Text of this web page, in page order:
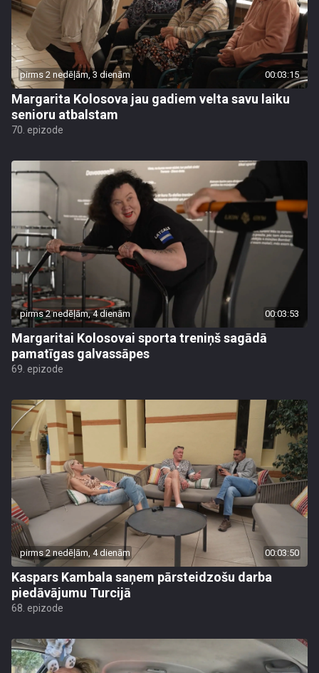
pirms 2 nedēļām, 3 dienām 00:03:15
Margarita Kolosova jau gadiem velta savu laiku
senioru atbalstam
70. epizode
pirms 2 nedēļām, 4 dienām 00:03:53
Margaritai Kolosovai sporta treniņš sagādā
pamatīgas galvassāpes
69. epizode
pirms 2 nedēļām, 4 dienām 00:03:50
Kaspars Kambala saņem pārsteidzošu darba
piedāvājumu Turcijā
68. epizode